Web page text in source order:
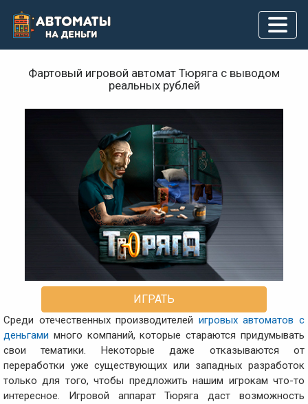
Фартовый игровой автомат Тюряга с выводом
реальных рублей
ИГРАТЬ
Среди отечественных производителей игровых автоматов с
деньгами много компаний, которые стараются придумывать
свои тематики. Некоторые даже отказываются от
переработки уже существующих или западных разработок
только для того, чтобы предложить нашим игрокам что-то
интересное. Игровой аппарат Тюряга даст возможность